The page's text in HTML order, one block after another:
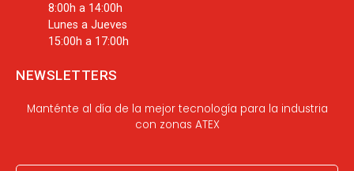
8:00h a 14:00h
Lunes a Jueves
15:00h a 17:00h
NEWSLETTERS
Manténte al día de la mejor tecnología para la industria
con zonas ATEX